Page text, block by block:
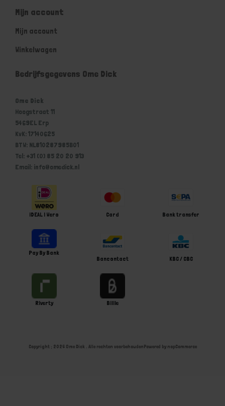
Mijn account
Mijn account
Winkelwagen
Bedrijfsgegevens Ome Dick
Ome Dick
Hoogstraat 11
5469EL Erp
KvK: 17140625
BTW: NL810287985B01
Tel: +31 (0) 85 20 20 913
Email: info@omedick.nl
iDEAL | Wero Card Bank transfer
Pay By Bank
Bancontact
KBC / CBC
Riverty Billie
Copyright ; 2026 Ome Dick . Alle rechten voorbehoudenPowered by nopCommerce